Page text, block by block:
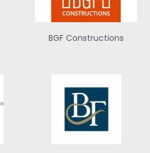
BGF Constructions